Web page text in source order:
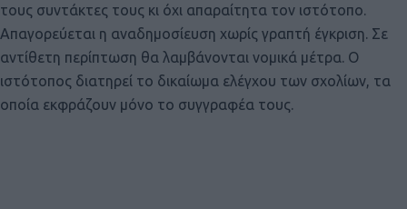
τους συντάκτες τους κι όχι απαραίτητα τον ιστότοπο.
Απαγορεύεται η αναδημοσίευση χωρίς γραπτή έγκριση. Σε
αντίθετη περίπτωση θα λαμβάνονται νομικά μέτρα. Ο
ιστότοπος διατηρεί το δικαίωμα ελέγχου των σχολίων, τα
οποία εκφράζουν μόνο το συγγραφέα τους.